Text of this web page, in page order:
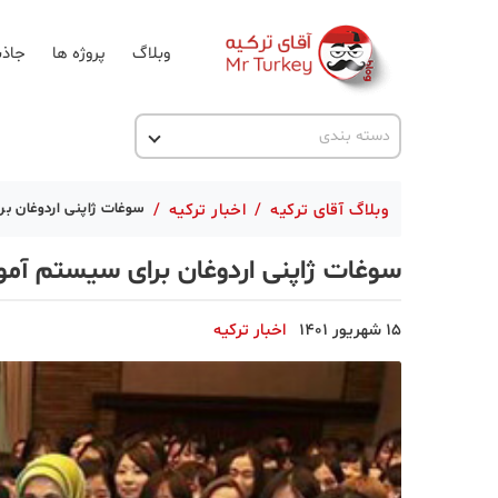
وبلاگ پروژه ها
دسته بندی
اخبار ترکیه
ترکیه گردی
جاذبه گردشگری
حقوقی
دکوراسیون
وبلاگ آقای ترکیه / اخبار ترکیه / سوغات ژاپنی اردوغان
سوغات ژاپنی اردوغان برای سیستم
15 شهریور 1401 اخبار ترکیه